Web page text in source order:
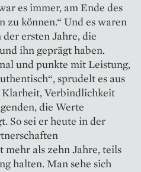
es immer, am Ende des
zu können.“ Und es waren
ersten Jahre, die
ihn geprägt haben.
und punkte mit Leistung,
sprudelt es aus
Klarheit, Verbindlichkeit
die Werte
So sei er heute in der
als zehn Jahre, teils
halten. Man sehe sich